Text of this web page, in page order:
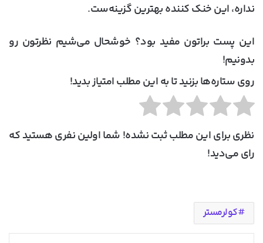
نداره، این خنک کننده بهترین گزینه‌ست.
این پست براتون مفید بود؟ خوشحال می‌شیم نظرتون رو
بدونیم!
روی ستاره‌ها بزنید تا به این مطلب امتیاز بدید!
نظری برای این مطلب ثبت نشده! شما اولین نفری هستید که
رای می‌دید!
کولرمستر